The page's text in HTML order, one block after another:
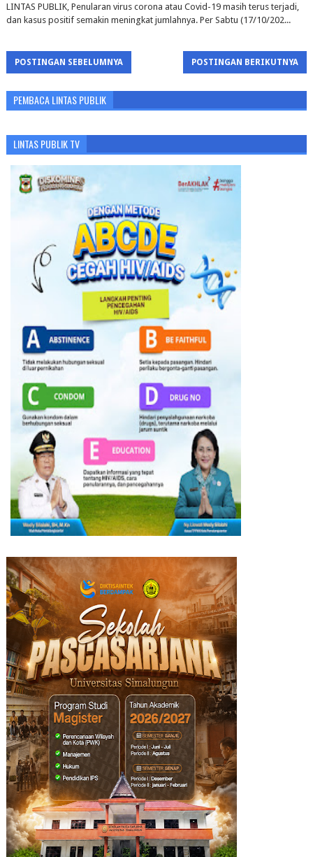
LINTAS PUBLIK, Penularan virus corona atau Covid-19 masih terus terjadi,
dan kasus positif semakin meningkat jumlahnya. Per Sabtu (17/10/202...
POSTINGAN SEBELUMNYA POSTINGAN BERIKUTNYA
PEMBACA LINTAS PUBLIK
LINTAS PUBLIK TV